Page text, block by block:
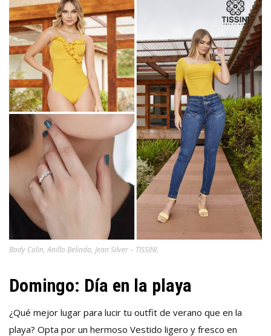
Body Colin, Anillo Belinda, Jean Silver – TISSINI.
Domingo: Día en la playa
¿Qué mejor lugar para lucir tu outfit de verano que en la
playa? Opta por un hermoso Vestido ligero y fresco en